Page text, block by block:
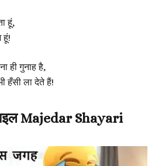
हूं,
हूं!
ही गुनाह है,
हँसी ला देते हैं!
Majedar Shayari